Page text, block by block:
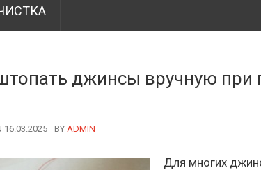
джинсы вручную
16.03.2025 BY AUTHOR
ADMIN
Для многих